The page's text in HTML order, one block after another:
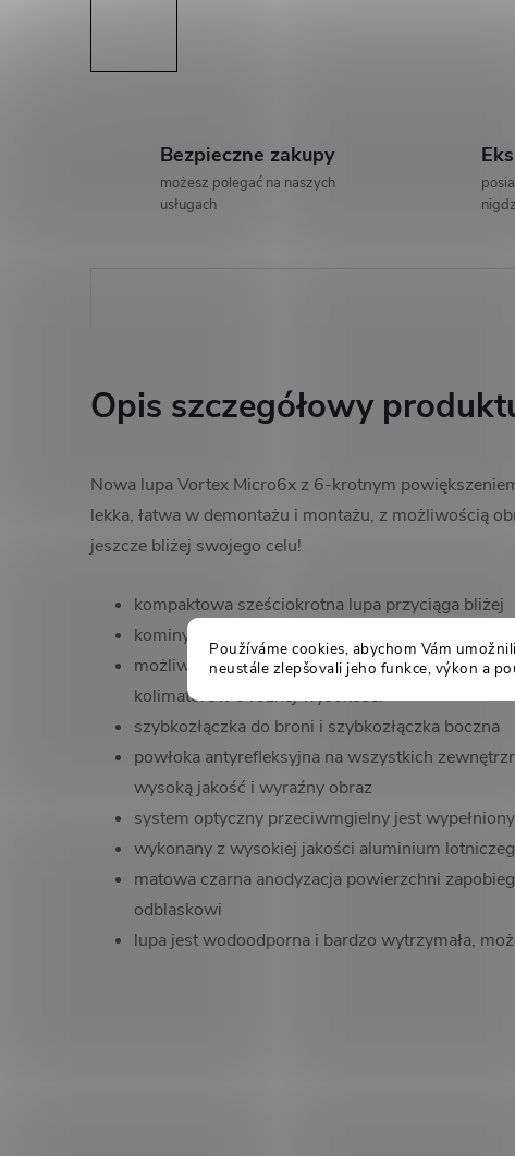
Používáme cookies, abychom Vám
neustále zlepšovali jeho funkce, výkon a
Bezpieczne zakupy
możesz polegać na naszych
usługach
Opis szczegółowy
Nowa lupa Vortex Micro6x z 6-krotnym
lekka, łatwa w demontażu i montażu, z możliwością
jeszcze bliżej swojego celu!
kompaktowa sześciokrotna lupa przyciąga bliżej
kominy wpuszczane nie wyłapują
możliwość różnych wysokości układu
kolimatorów o różnej wysokości
szybkozłączka do broni i szybkozłączka boczna
powłoka antyrefleksyjna na wszystkich
wysoką jakość i wyraźny obraz
system optyczny przeciwmgielny jest
wykonany z wysokiej jakości aluminium
matowa czarna anodyzacja powierzchni
odblaskowi
lupa jest wodoodporna i bardzo wytrzymała,